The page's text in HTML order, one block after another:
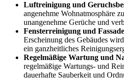
Luftreinigung und
angenehme Wohnatmosphäre
unangenehme Gerüche und
Fensterreinigung und
Erscheinung des Gebäudes
ein ganzheitliches
Regelmäßige Wartung und
regelmäßige Wartungs- und
dauerhafte Sauberkeit und